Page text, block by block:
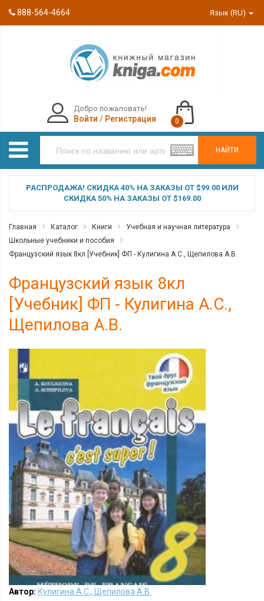
888-564-4664 Язык (RU)
НАЙТИ
Добро пожаловать!
Войти / Регистрация 0
РАСПРОДАЖА! СКИДКА 40% НА ЗАКАЗЫ ОТ $99.00 ИЛИ
СКИДКА 50% НА ЗАКАЗЫ ОТ $169.00
Главная Каталог Книги
Учебная и научная литература
Школьные учебники и пособия
Французский язык 8кл [Учебник] ФП - Кулигина А.С., Щепилова А.В.
Французский язык 8кл
[Учебник] ФП - Кулигина А.С.,
Щепилова А.В.
Автор: Кулигина А.С., Щепилова А.В.